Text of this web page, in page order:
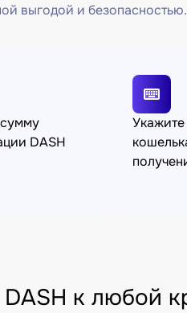
выгодой и безопасностью.
DASH
к любой